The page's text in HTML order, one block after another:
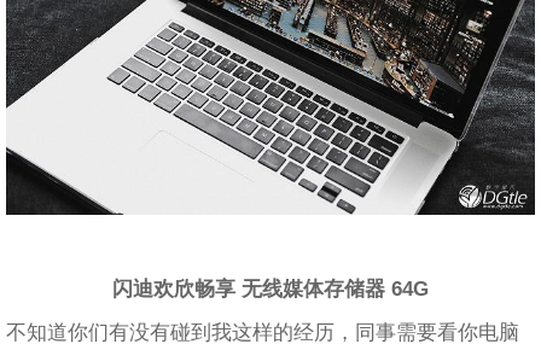
闪迪欢欣畅享 无线媒体存储器 64G
不知道你们有没有碰到我这样的经历，同事需要看你电脑